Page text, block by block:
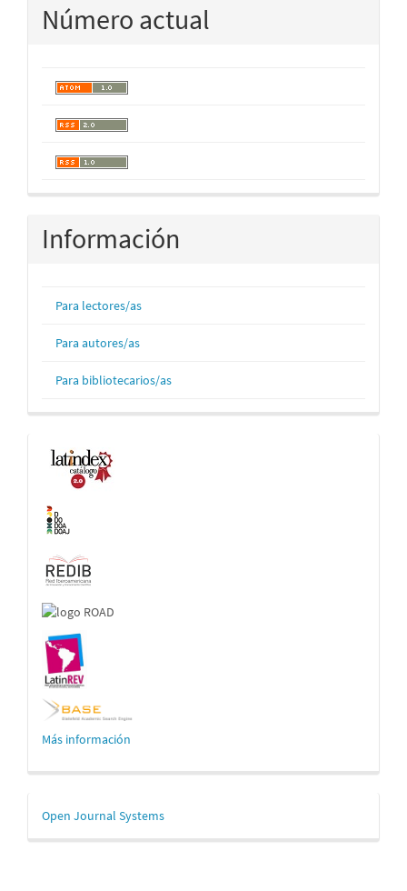
Número actual
Información
Para lectores/as
Para autores/as
Para bibliotecarios/as
Indexaciones
Más información
Desarrollado
por
Open Journal Systems